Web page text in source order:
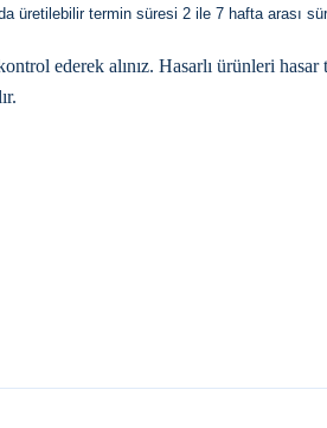
üretilebilir termin süresi 2 ile 7 hafta arası
ederek alınız. Hasarlı ürünleri hasar